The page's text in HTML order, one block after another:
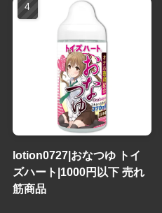
lotion0727|おなつゆ トイ
ズハート|1000円以下 売れ
筋商品